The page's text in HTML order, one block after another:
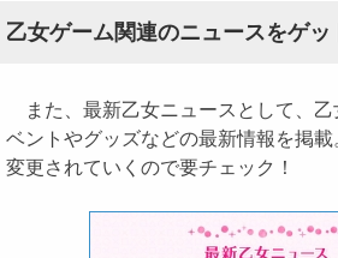
乙女ゲーム関連のニュースをゲッ
また、最新乙女ニュースとして、乙
ベントやグッズなどの最新情報を掲
変更されていくので要チェック！